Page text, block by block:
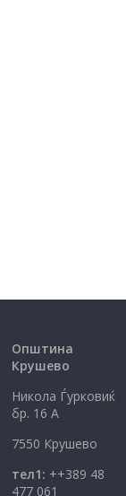
Општина
Крушево
Никола Ѓурковиќ
бр. 16 А
7550 Крушево
тел1: ++389 48
477 061